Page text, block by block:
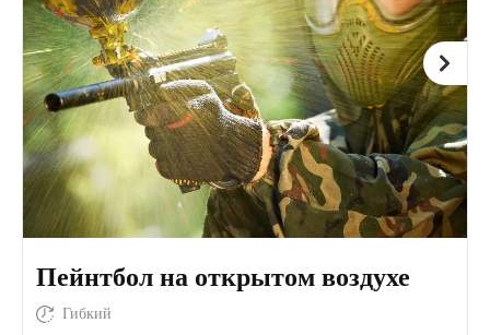
Пейнтбол на открытом воздухе
Гибкий